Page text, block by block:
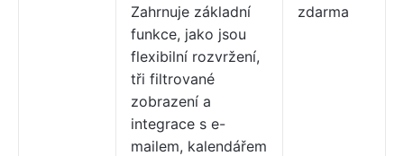
Zahrnuje základní
funkce, jako jsou
flexibilní rozvržení,
tři filtrované
zobrazení a
integrace s e-
mailem, kalendářem
zdarma